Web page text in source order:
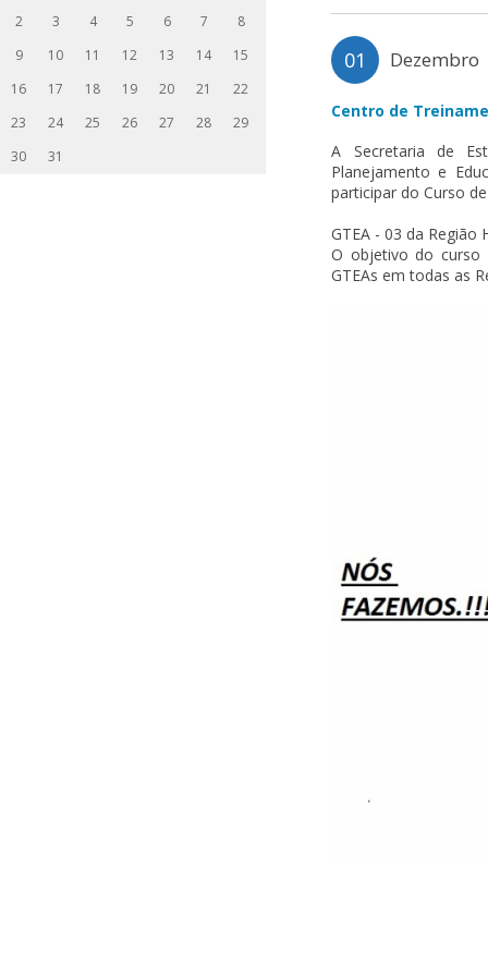
2
3 4 5 6 7
8
9
10 11 12 13 14
15
16
17 18 19 20 21
22
23
24 25 26 27 28
29
30
31
01 Dezembro
Centro de
A Secretaria de
Planejamento e
participar do Curso
GTEA - 03 da Região
O objetivo do curso
GTEAs em todas as